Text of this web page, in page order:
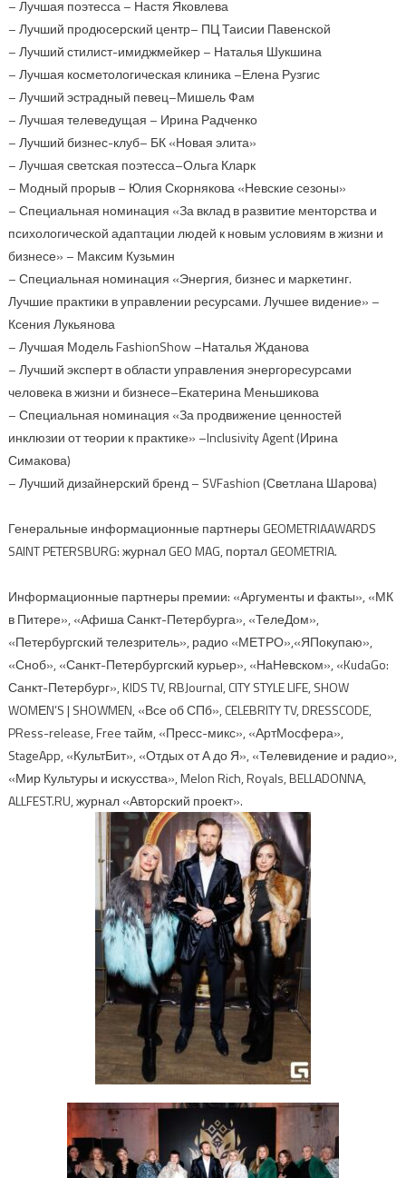
– Лучшая поэтесса – Настя Яковлева
– Лучший продюсерский центр– ПЦ Таисии Павенской
– Лучший стилист-имиджмейкер – Наталья Шукшина
– Лучшая косметологическая клиника –Елена Рузгис
– Лучший эстрадный певец–Мишель Фам
– Лучшая телеведущая – Ирина Радченко
– Лучший бизнес-клуб– БК «Новая элита»
– Лучшая светская поэтесса–Ольга Кларк
– Модный прорыв – Юлия Скорнякова «Невские сезоны»
– Специальная номинация «За вклад в развитие менторства и
психологической адаптации людей к новым условиям в жизни и
бизнесе» – Максим Кузьмин
– Специальная номинация «Энергия, бизнес и маркетинг.
Лучшие практики в управлении ресурсами. Лучшее видение» –
Ксения Лукьянова
– Лучшая Модель FashionShow –Наталья Жданова
– Лучший эксперт в области управления энергоресурсами
человека в жизни и бизнесе–Екатерина Меньшикова
– Специальная номинация «За продвижение ценностей
инклюзии от теории к практике» –Inclusivity Agent (Ирина
Симакова)
– Лучший дизайнерский бренд – SVFashion (Светлана Шарова)
Генеральные информационные партнеры GEOMETRIAAWARDS
SAINT PETERSBURG: журнал GEO MAG, портал GEOMETRIA.
Информационные партнеры премии: «Аргументы и факты», «МК
в Питере», «Афиша Санкт-Петербурга», «ТелеДом»,
«Петербургский телезритель», радио «МЕТРО»,«ЯПокупаю»,
«Сноб», «Санкт-Петербургский курьер», «НаНевском», «KudaGo:
Санкт-Петербург», KIDS TV, RBJournal, CITY STYLE LIFE, SHOW
WOMЕN’S | SHOWMEN, «Все об СПб», CELEBRITY TV, DRESSCODE,
PRess-release, Free тайм, «Пресс-микс», «АртМосфера»,
StageApp, «КультБит», «Отдых от А до Я», «Телевидение и радио»,
«Мир Культуры и искусства», Melon Rich, Royals, BELLADONNА,
ALLFEST.RU, журнал «Авторский проект».